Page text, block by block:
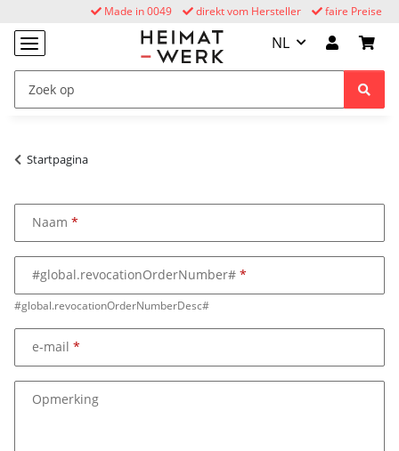
faire Preise
direkt vom Hersteller
Made in 0049
NL
Startpagina
Naam
#global.revocationOrderNumberDesc#
#global.revocationOrderNumber#
e-mail
Opmerking